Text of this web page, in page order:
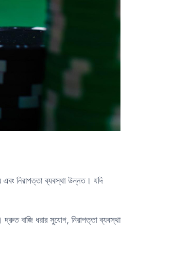
এবং নিরাপত্তা ব্যবস্থা উন্নত। যদি
বাজি ধরার সুযোগ, নিরাপত্তা ব্যবস্থা